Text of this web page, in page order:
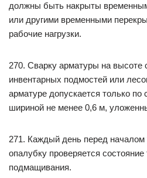
должны быть накрыты
или другими временными
рабочие нагрузки.
270. Сварку арматуры на высоте
инвентарных подмостей или
арматуре допускается только
шириной не менее 0,6 м,
271. Каждый день перед началом
опалубку проверяется
подмащивания.